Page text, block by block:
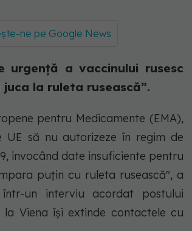
ne pe Google News
urgență a vaccinului rusesc
la ruleta rusească”.
pentru Medicamente (EMA),
UE să nu autorizeze în regim de
invocând date insuficiente pentru
puţin cu ruleta rusească", a
un interviu acordat postului
Viena îşi extinde contactele cu